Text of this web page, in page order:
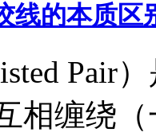
线的本质区
Pair
相缠绕